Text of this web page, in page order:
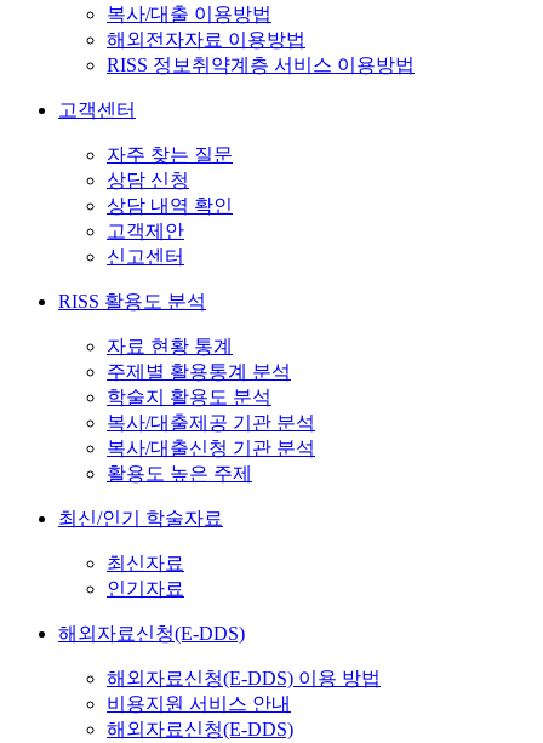
복사/대출 이용방법
해외전자자료 이용방법
RISS 정보취약계층 서비스 이용방법
고객센터
자주 찾는 질문
상담 신청
상담 내역 확인
고객제안
신고센터
RISS 활용도 분석
자료 현황 통계
주제별 활용통계 분석
학술지 활용도 분석
복사/대출제공 기관 분석
복사/대출신청 기관 분석
활용도 높은 주제
최신/인기 학술자료
최신자료
인기자료
해외자료신청(E-DDS)
해외자료신청(E-DDS) 이용 방법
비용지원 서비스 안내
해외자료신청(E-DDS)